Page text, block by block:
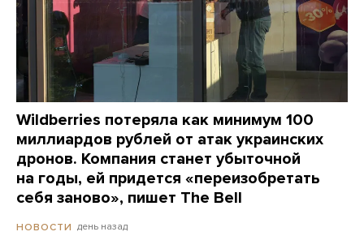
Wildberries потеряла как минимум 100
миллиардов рублей от атак украинских
дронов. Компания станет убыточной
на годы, ей придется «переизобретать
себя заново», пишет The Bell
НОВОСТИ день назад